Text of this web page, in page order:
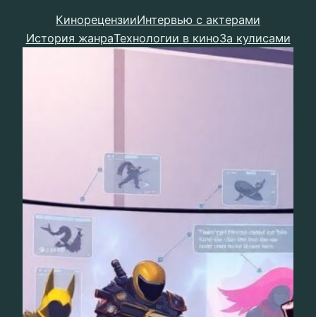
КинорецензииИнтервью с актерами
История жанраТехнологии в киноЗа кулисами